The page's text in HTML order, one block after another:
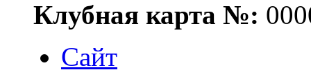
Клубная карта №:
Сайт